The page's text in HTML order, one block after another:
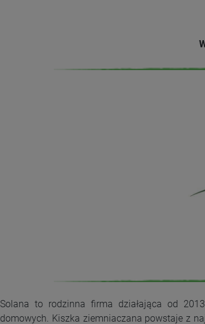
Solana to rodzinna firma działająca od
domowych. Kiszka ziemniaczana powstaje z